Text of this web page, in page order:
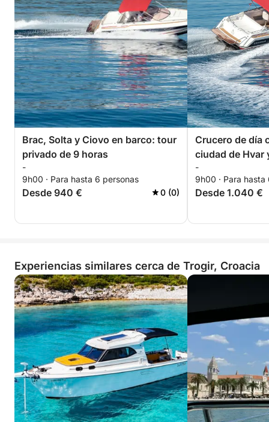
Brac, Solta y Ciovo en barco: tour
privado de 9 horas
-
9h00 · Para hasta 6 personas
Desde 940 € 0 (0)
Crucero de día
ciudad de Hvar
(11 h)
-
9h00 · Para hasta
Desde 1.040 €
Experiencias similares cerca de Trogir, Croacia